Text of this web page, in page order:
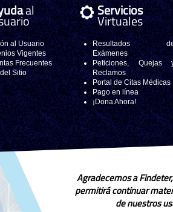
al
al Usuario
Vigentes
Frecuentes
Sitio
Servicios
Virtuales
Resultados
Exámenes
Peticiones, Quejas
Reclamos
Portal de Citas Médicas
Pago en línea
¡Dona Ahora!
Agradecemos a
permitirá continuar
de nuestros